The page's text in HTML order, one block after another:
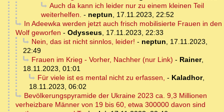
Auch da kann ich leider nur zu einem kleinen Teil
weiterhelfen. - neptun, 17.11.2023, 22:52
In Adeewka werden jetzt auch frisch mobilisierte Frauen in den
Wolf geworfen - Odysseus, 17.11.2023, 22:33
Nein, das ist nicht sinnlos, leider! - neptun, 17.11.2023,
22:49
Frauen im Krieg - Vorher, Nachher (nur Link) - Rainer,
18.11.2023, 01:01
Für viele ist es mental nicht zu erfassen, - Kaladhor,
18.11.2023, 06:02
Bevölkerungspyramide der Ukraine 2023 ca. 9,3 Millionen
verheizbare Männer von 19 bis 60, etwa 300000 davon sind